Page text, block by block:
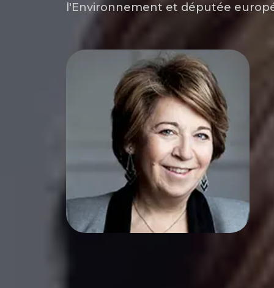
l'Environnement et députée